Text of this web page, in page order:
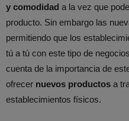
y comodidad a la vez que
producto. Sin embargo las
permitiendo que los
tú a tú con este tipo de
cuenta de la importancia de
ofrecer nuevos productos a
establecimientos físicos.